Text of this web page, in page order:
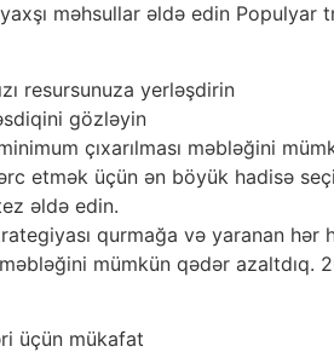
məhsullar əldə edin Populyar
resursunuza yerləşdirin
gözləyin
çıxarılması məbləğini
etmək üçün ən böyük hadisə
əldə edin.
qurmağa və yaranan
məbləğini mümkün qədər azaltdıq.
üçün mükafat